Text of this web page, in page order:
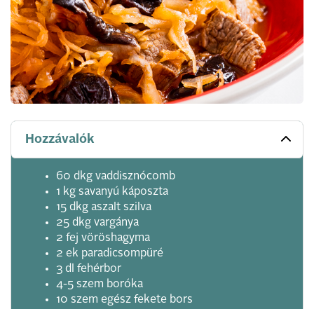
Hozzávalók
60 dkg vaddisznócomb
1 kg savanyú káposzta
15 dkg aszalt szilva
25 dkg vargánya
2 fej vöröshagyma
2 ek paradicsompüré
3 dl fehérbor
4-5 szem boróka
10 szem egész fekete bors